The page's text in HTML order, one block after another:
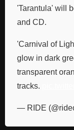
'Tarantula' will
and CD.
'Carnival of
glow in dark
transparent
tracks.
— RIDE